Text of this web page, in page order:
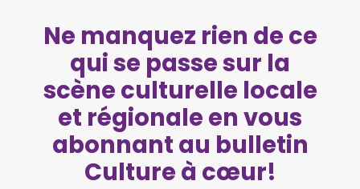
Ne manquez rien de ce
qui se passe sur la
scène culturelle locale
et régionale en vous
abonnant au bulletin
Culture à cœur!